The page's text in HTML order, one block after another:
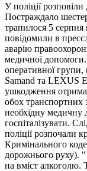
У поліції
Постраждало
трапилося 5
повідомили в
аварію
медичної
оперативної групи,
Samand та LEXUS
ушкодження
обох транспортних
необхідну медичну
госпіталізувати.
поліції розпочали
Кримінального
дорожнього руху).
на вміст алкоголю.